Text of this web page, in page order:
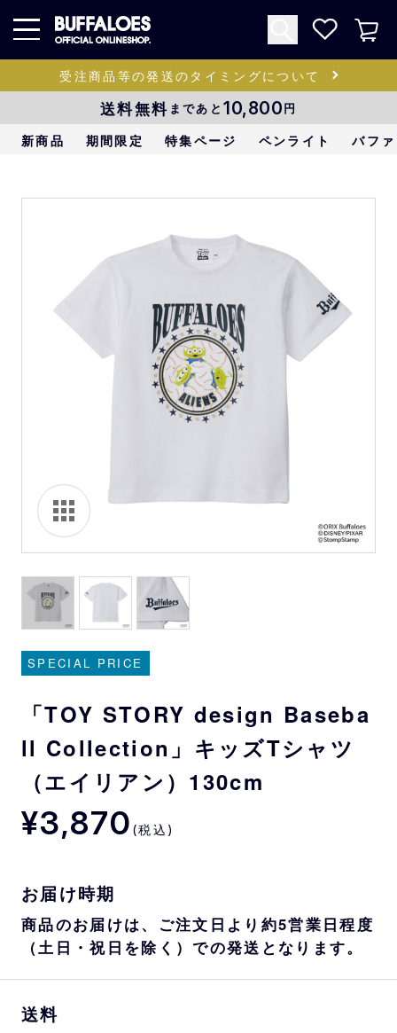
受注商品等の発送のタイミングについて
送料無料 まであと 10,800円
新商品 期間限定 特集ページ ペンライト バフ
SPECIAL PRICE
「TOY STORY design Baseba
ll Collection」キッズTシャツ
（エイリアン）130cm
¥3,870 (税込)
お届け時期
商品のお届けは、ご注文日より約5営業日程度
（土日・祝日を除く）での発送となります。
送料